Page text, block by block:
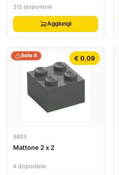
315 disponibile
Aggiungi
€ 0,09
Solo 4
3003
Mattone 2 x 2
4 disponibile